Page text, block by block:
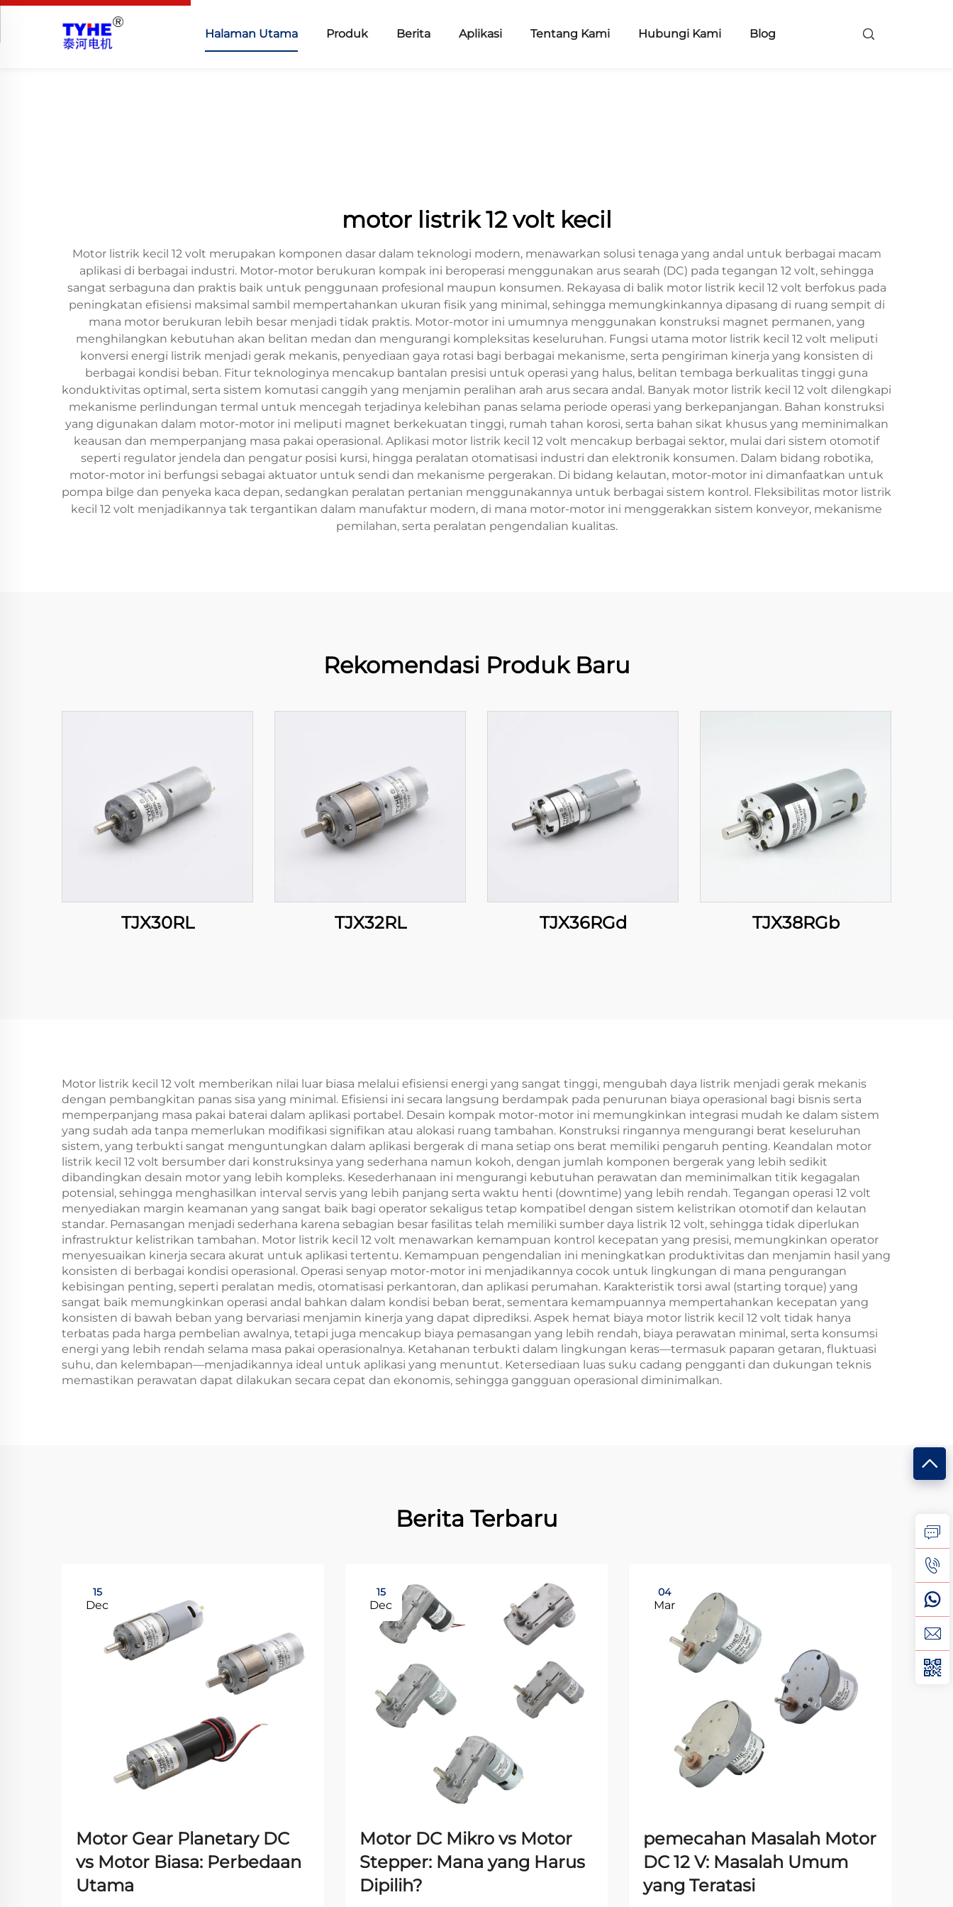
Halaman Utama Produk Berita Aplikasi Tentang Kami Hubungi Kami Blog
motor listrik 12 volt kecil
Motor listrik kecil 12 volt merupakan komponen dasar dalam teknologi modern, menawarkan solusi tenaga yang andal untuk berbagai macam
aplikasi di berbagai industri. Motor-motor berukuran kompak ini beroperasi menggunakan arus searah (DC) pada tegangan 12 volt, sehingga
sangat serbaguna dan praktis baik untuk penggunaan profesional maupun konsumen. Rekayasa di balik motor listrik kecil 12 volt berfokus pada
peningkatan efisiensi maksimal sambil mempertahankan ukuran fisik yang minimal, sehingga memungkinkannya dipasang di ruang sempit di
mana motor berukuran lebih besar menjadi tidak praktis. Motor-motor ini umumnya menggunakan konstruksi magnet permanen, yang
menghilangkan kebutuhan akan belitan medan dan mengurangi kompleksitas keseluruhan. Fungsi utama motor listrik kecil 12 volt meliputi
konversi energi listrik menjadi gerak mekanis, penyediaan gaya rotasi bagi berbagai mekanisme, serta pengiriman kinerja yang konsisten di
berbagai kondisi beban. Fitur teknologinya mencakup bantalan presisi untuk operasi yang halus, belitan tembaga berkualitas tinggi guna
konduktivitas optimal, serta sistem komutasi canggih yang menjamin peralihan arah arus secara andal. Banyak motor listrik kecil 12 volt dilengkapi
mekanisme perlindungan termal untuk mencegah terjadinya kelebihan panas selama periode operasi yang berkepanjangan. Bahan konstruksi
yang digunakan dalam motor-motor ini meliputi magnet berkekuatan tinggi, rumah tahan korosi, serta bahan sikat khusus yang meminimalkan
keausan dan memperpanjang masa pakai operasional. Aplikasi motor listrik kecil 12 volt mencakup berbagai sektor, mulai dari sistem otomotif
seperti regulator jendela dan pengatur posisi kursi, hingga peralatan otomatisasi industri dan elektronik konsumen. Dalam bidang robotika,
motor-motor ini berfungsi sebagai aktuator untuk sendi dan mekanisme pergerakan. Di bidang kelautan, motor-motor ini dimanfaatkan untuk
pompa bilge dan penyeka kaca depan, sedangkan peralatan pertanian menggunakannya untuk berbagai sistem kontrol. Fleksibilitas motor listrik
kecil 12 volt menjadikannya tak tergantikan dalam manufaktur modern, di mana motor-motor ini menggerakkan sistem konveyor, mekanisme
pemilahan, serta peralatan pengendalian kualitas.
Rekomendasi Produk Baru
TJX30RL TJX32RL TJX36RGd TJX38RGb
Motor listrik kecil 12 volt memberikan nilai luar biasa melalui efisiensi energi yang sangat tinggi, mengubah daya listrik menjadi gerak mekanis
dengan pembangkitan panas sisa yang minimal. Efisiensi ini secara langsung berdampak pada penurunan biaya operasional bagi bisnis serta
memperpanjang masa pakai baterai dalam aplikasi portabel. Desain kompak motor-motor ini memungkinkan integrasi mudah ke dalam sistem
yang sudah ada tanpa memerlukan modifikasi signifikan atau alokasi ruang tambahan. Konstruksi ringannya mengurangi berat keseluruhan
sistem, yang terbukti sangat menguntungkan dalam aplikasi bergerak di mana setiap ons berat memiliki pengaruh penting. Keandalan motor
listrik kecil 12 volt bersumber dari konstruksinya yang sederhana namun kokoh, dengan jumlah komponen bergerak yang lebih sedikit
dibandingkan desain motor yang lebih kompleks. Kesederhanaan ini mengurangi kebutuhan perawatan dan meminimalkan titik kegagalan
potensial, sehingga menghasilkan interval servis yang lebih panjang serta waktu henti (downtime) yang lebih rendah. Tegangan operasi 12 volt
menyediakan margin keamanan yang sangat baik bagi operator sekaligus tetap kompatibel dengan sistem kelistrikan otomotif dan kelautan
standar. Pemasangan menjadi sederhana karena sebagian besar fasilitas telah memiliki sumber daya listrik 12 volt, sehingga tidak diperlukan
infrastruktur kelistrikan tambahan. Motor listrik kecil 12 volt menawarkan kemampuan kontrol kecepatan yang presisi, memungkinkan operator
menyesuaikan kinerja secara akurat untuk aplikasi tertentu. Kemampuan pengendalian ini meningkatkan produktivitas dan menjamin hasil yang
konsisten di berbagai kondisi operasional. Operasi senyap motor-motor ini menjadikannya cocok untuk lingkungan di mana pengurangan
kebisingan penting, seperti peralatan medis, otomatisasi perkantoran, dan aplikasi perumahan. Karakteristik torsi awal (starting torque) yang
sangat baik memungkinkan operasi andal bahkan dalam kondisi beban berat, sementara kemampuannya mempertahankan kecepatan yang
konsisten di bawah beban yang bervariasi menjamin kinerja yang dapat diprediksi. Aspek hemat biaya motor listrik kecil 12 volt tidak hanya
terbatas pada harga pembelian awalnya, tetapi juga mencakup biaya pemasangan yang lebih rendah, biaya perawatan minimal, serta konsumsi
energi yang lebih rendah selama masa pakai operasionalnya. Ketahanan terbukti dalam lingkungan keras—termasuk paparan getaran, fluktuasi
suhu, dan kelembapan—menjadikannya ideal untuk aplikasi yang menuntut. Ketersediaan luas suku cadang pengganti dan dukungan teknis
memastikan perawatan dapat dilakukan secara cepat dan ekonomis, sehingga gangguan operasional diminimalkan.
Berita Terbaru
15
Dec
Motor Gear Planetary DC
vs Motor Biasa: Perbedaan
Utama
15
Dec
Motor DC Mikro vs Motor
Stepper: Mana yang Harus
Dipilih?
04
Mar
pemecahan Masalah Motor
DC 12 V: Masalah Umum
yang Teratasi